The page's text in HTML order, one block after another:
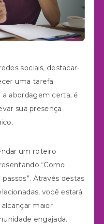
sociais, destacar-
uma tarefa
abordagem certa, é
sua presença
um roteiro
“Como
Através destas
você estará
maior
engajada.